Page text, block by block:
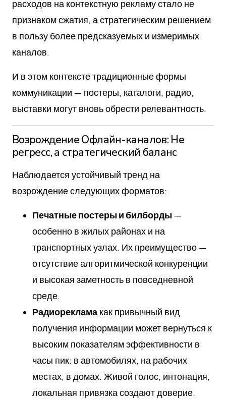
расходов на контекстную рекламу стало не
признаком сжатия, а стратегическим решением
в пользу более предсказуемых и измеримых
каналов.
И в этом контексте традиционные формы
коммуникации — постеры, каталоги, радио,
выставки могут вновь обрести релевантность.
Возрождение Офлайн-каналов: Не
регресс, а стратегический баланс
Наблюдается устойчивый тренд на
возрождение следующих форматов:
Печатные постеры и билборды —
особенно в жилых районах и на
транспортных узлах. Их преимущество —
отсутствие алгоритмической конкуренции
и высокая заметность в повседневной
среде.
Радиореклама как привычный вид
получения информации может вернуться к
высоким показателям эффективности в
часы пик: в автомобилях, на рабочих
местах, в домах. Живой голос, интонация,
локальная привязка создают доверие.